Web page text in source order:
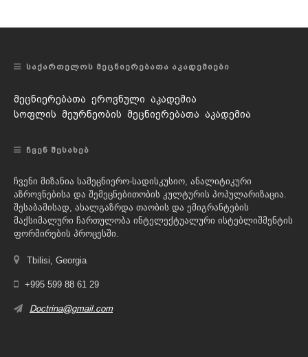
ᲡᲐᲥᲐᲠᲗᲔᲚᲝᲡ ᲛᲔᲪᲜᲘᲔᲠᲔᲑᲐᲗᲐ ᲐᲙᲐᲓᲔᲛᲘᲔᲑᲘ
მეცნიერებათა ეროვნული აკადემია
სოფლის მეურნეობის მეცნიერებათა აკადემია
ᲩᲕᲔᲜ ᲨᲔᲡᲐᲮᲔᲑ
ჩვენი მიზანია სამეცნიერო-სადისკუსიო, ანალიტიკური
აზროვნებისა და შემეცნებითობის კულტურის პოპულარიზაცია.
შესაბამისად, ახალგაზრდა თაობის და ემიგრანტების
მაქსიმალური ჩართულობა ინტელექტუალური ისტებლიშმენტის
ფორმირების პროცესში.
Tbilisi, Georgia
+995 599 88 61 29
Doctrina@gmail.com